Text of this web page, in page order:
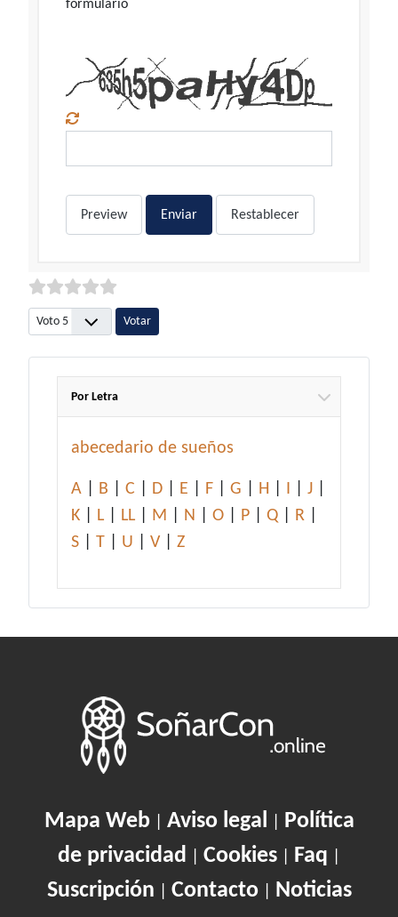
formulario
Preview Enviar Restablecer
Por favor, vote
Por Letra
abecedario de sueños
A B C D E F G H I J
K
L LL M N O P Q R
S
T U V Z
Mapa Web| Aviso legal
Política
de privacidad
Cookies Faq
Suscripción Contacto| Noticias